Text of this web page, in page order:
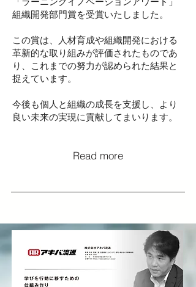
組織開発部門賞を受賞いたしました。
この賞は、人材育成や組織開発における
革新的な取り組みが評価されたものであ
り、これまでの努力が認められた結果と
捉えています。
今後も個人と組織の成長を支援し、より
良い未来の実現に貢献してまいります。
Read more